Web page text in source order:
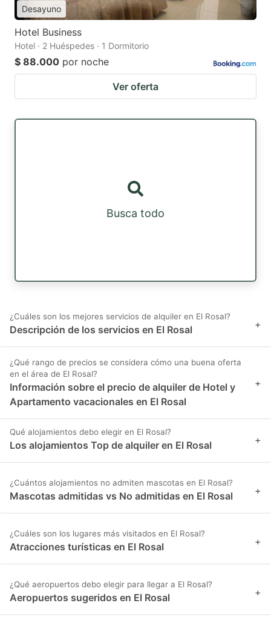
Desayuno
Hotel Business
Hotel · 2 Huéspedes · 1 Dormitorio
$ 88.000 por noche
Ver oferta
Busca todo
¿Cuáles son los mejores servicios de alquiler en El Rosal?
Descripción de los servicios en El Rosal +
¿Qué rango de precios se considera cómo una buena oferta
en el área de El Rosal?
Información sobre el precio de alquiler de Hotel y
Apartamento vacacionales en El Rosal
+
Qué alojamientos debo elegir en El Rosal?
Los alojamientos Top de alquiler en El Rosal +
¿Cuántos alojamientos no admiten mascotas en El Rosal?
Mascotas admitidas vs No admitidas en El Rosal +
¿Cuáles son los lugares más visitados en El Rosal?
Atracciones turísticas en El Rosal +
¿Qué aeropuertos debo elegir para llegar a El Rosal?
Aeropuertos sugeridos en El Rosal +